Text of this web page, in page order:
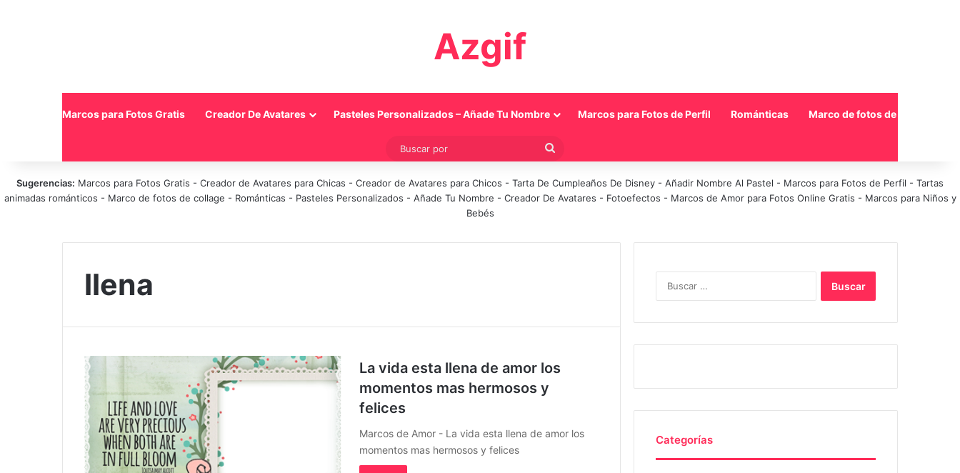
Azgif
Marcos para Fotos Gratis Creador De Avatares Pasteles Personalizados – Añade Tu Nombre Marcos para Fotos de Perfil Románticas Marco de fotos de collage
Buscar
Sugerencias: Marcos para Fotos Gratis - Creador de Avatares para Chicas - Creador de Avatares para Chicos - Tarta De Cumpleaños De Disney - Añadir Nombre Al Pastel - Marcos para Fotos de Perfil - Tartas
animadas románticos - Marco de fotos de collage - Románticas - Pasteles Personalizados - Añade Tu Nombre - Creador De Avatares - Fotoefectos - Marcos de Amor para Fotos Online Gratis - Marcos para Niños y
Bebés
llena
La vida esta llena de amor los
momentos mas hermosos y
felices
Marcos de Amor - La vida esta llena de amor los
momentos mas hermosos y felices
Categorías